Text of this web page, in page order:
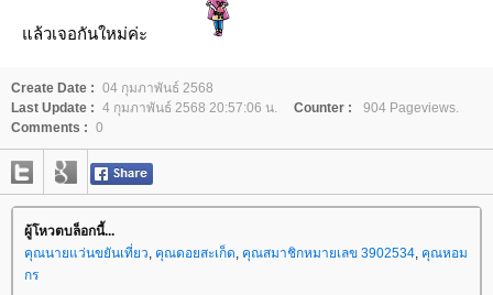
ล้วเจอกันใหม่ค่ะ
Create Date : 04 กุมภาพันธ์ 2568
Last Update : 4 กุมภาพันธ์ 2568 20:57:06 น. Counter :
904 Pageviews.
Comments : 0
ผู้โหวตบล็อกนี้...
คุณนายแว่นขยันเที่ยว, คุณดอยสะเก็ด, คุณสมาชิกหมายเลข 3902534, คุณหอม
กร